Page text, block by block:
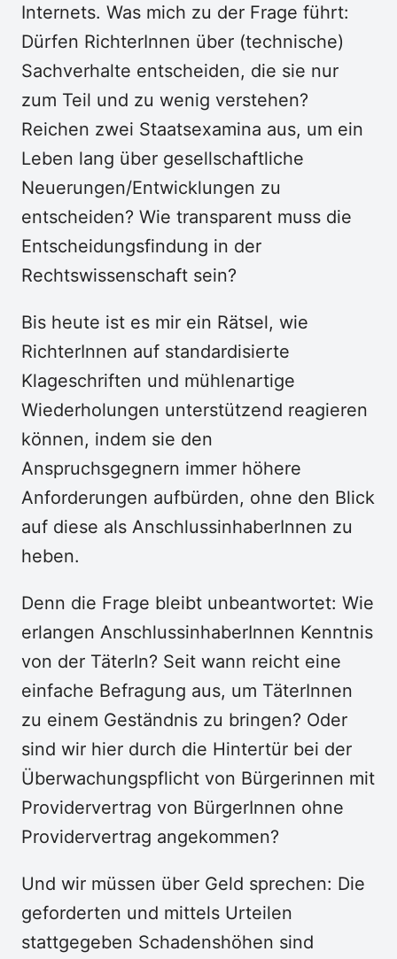
Internets. Was mich zu der Frage führt:
Dürfen RichterInnen über (technische)
Sachverhalte entscheiden, die sie nur
zum Teil und zu wenig verstehen?
Reichen zwei Staatsexamina aus, um ein
Leben lang über gesellschaftliche
Neuerungen/Entwicklungen zu
entscheiden? Wie transparent muss die
Entscheidungsfindung in der
Rechtswissenschaft sein?
Bis heute ist es mir ein Rätsel, wie
RichterInnen auf standardisierte
Klageschriften und mühlenartige
Wiederholungen unterstützend reagieren
können, indem sie den
Anspruchsgegnern immer höhere
Anforderungen aufbürden, ohne den Blick
auf diese als AnschlussinhaberInnen zu
heben.
Denn die Frage bleibt unbeantwortet: Wie
erlangen AnschlussinhaberInnen Kenntnis
von der TäterIn? Seit wann reicht eine
einfache Befragung aus, um TäterInnen
zu einem Geständnis zu bringen? Oder
sind wir hier durch die Hintertür bei der
Überwachungspflicht von Bürgerinnen mit
Providervertrag von BürgerInnen ohne
Providervertrag angekommen?
Und wir müssen über Geld sprechen: Die
geforderten und mittels Urteilen
stattgegeben Schadenshöhen sind